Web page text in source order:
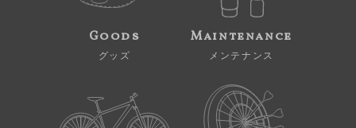
Goods
グッズ
Maintenance
メンテナンス